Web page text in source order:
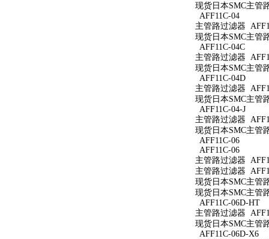
现货日本SMC主管
AFF11C-04
主管路过滤器
现货日本SMC主管
AFF11C-04C
主管路过滤器
现货日本SMC主管
AFF11C-04D
主管路过滤器
现货日本SMC主管
AFF11C-04-J
主管路过滤器
现货日本SMC主管
AFF11C-06
AFF11C-06
主管路过滤器
主管路过滤器
现货日本SMC主管
现货日本SMC主管
AFF11C-06D-HT
主管路过滤器
现货日本SMC主管
AFF11C-06D-X6